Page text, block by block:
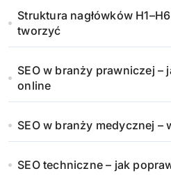
Struktura nagłówków
tworzyć
SEO w branży prawniczej
online
SEO w branży medycznej –
SEO techniczne – jak